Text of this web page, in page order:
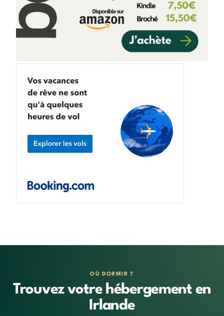
OÙ DORMIR ?
Trouvez votre hébergement en
Irlande